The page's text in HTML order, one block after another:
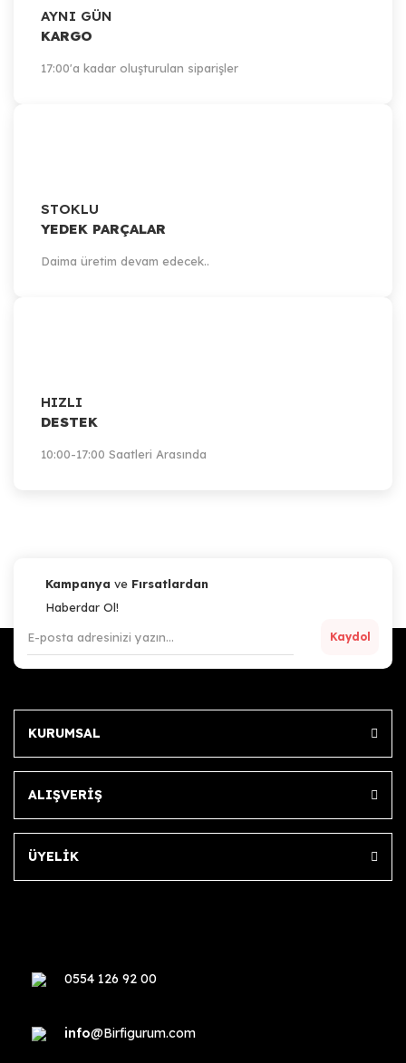
AYNI GÜN
KARGO
17:00'a kadar oluşturulan siparişler
STOKLU
YEDEK PARÇALAR
Daima üretim devam edecek..
HIZLI
DESTEK
10:00-17:00 Saatleri Arasında
Kampanya ve Fırsatlardan
Haberdar Ol!
Kaydol
KURUMSAL
ALIŞVERİŞ
ÜYELİK
0554 126 92 00
info@Birfigurum.com